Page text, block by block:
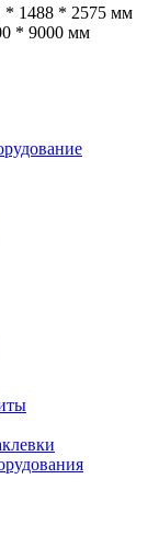
* 1488 * 2575 мм
* 9000 мм